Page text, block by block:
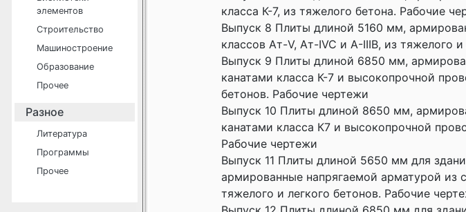
элементов
Строительство
Машиностроение
Образование
Прочее
Разное
Литература
Программы
Прочее
класса К-7, из тяжелого бетона. Рабочие
Выпуск 8 Плиты длиной 5160 мм,
классов Ат-V, Ат-IVC и A-IIIB, из тяжелого
Выпуск 9 Плиты длиной 6850 мм,
канатами класса К-7 и высокопрочной
бетонов. Рабочие чертежи
Выпуск 10 Плиты длиной 8650 мм,
канатами класса К7 и высокопрочной
Рабочие чертежи
Выпуск 11 Плиты длиной 5650 мм для
армированные напрягаемой арматурой из
тяжелого и легкого бетонов. Рабочие